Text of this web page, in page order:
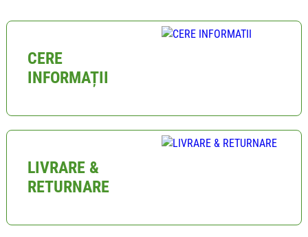
CERE
INFORMAȚII
LIVRARE &
RETURNARE